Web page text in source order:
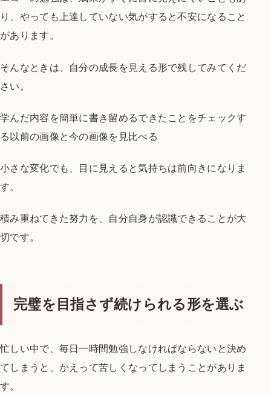
り、 やっても上達していない気がすると不安になること
があります。
そんなときは、 自分の成長を見える形で残してみてくだ
さい。
学んだ内容を簡単に書き留めるできたことをチェックす
る以前の画像と今の画像を見比べる
小さな変化でも、 目に見えると気持ちは前向きになりま
す。
積み重ねてきた努力を、 自分自身が認識できることが大
切です。
完璧を目指さず続けられる形を選ぶ
忙しい中で、 毎日一時間勉強しなければならない と決め
てしまうと、 かえって苦しくなってしまうことがありま
す。